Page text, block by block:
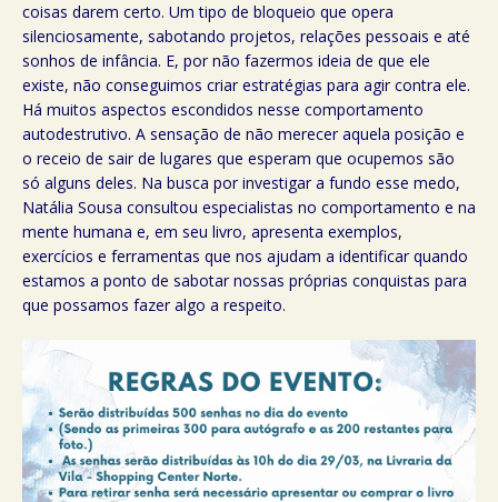
coisas darem certo. Um tipo de bloqueio que opera
silenciosamente, sabotando projetos, relações pessoais e até
sonhos de infância. E, por não fazermos ideia de que ele
existe, não conseguimos criar estratégias para agir contra ele.
Há muitos aspectos escondidos nesse comportamento
autodestrutivo. A sensação de não merecer aquela posição e
o receio de sair de lugares que esperam que ocupemos são
só alguns deles. Na busca por investigar a fundo esse medo,
Natália Sousa consultou especialistas no comportamento e na
mente humana e, em seu livro, apresenta exemplos,
exercícios e ferramentas que nos ajudam a identificar quando
estamos a ponto de sabotar nossas próprias conquistas para
que possamos fazer algo a respeito.